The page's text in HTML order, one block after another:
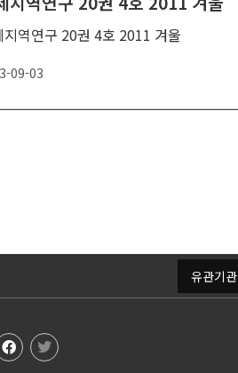
지역연구 20권 4호 2011 겨울
09-03
유관기관